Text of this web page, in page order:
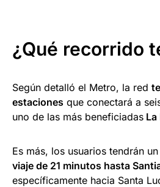
¿Qué recorrido
Según detalló el Metro, la red
estaciones que conectará a
uno de las más beneficiadas La
Es más, los usuarios tendrán un
viaje de 21 minutos hasta
específicamente hacia Santa